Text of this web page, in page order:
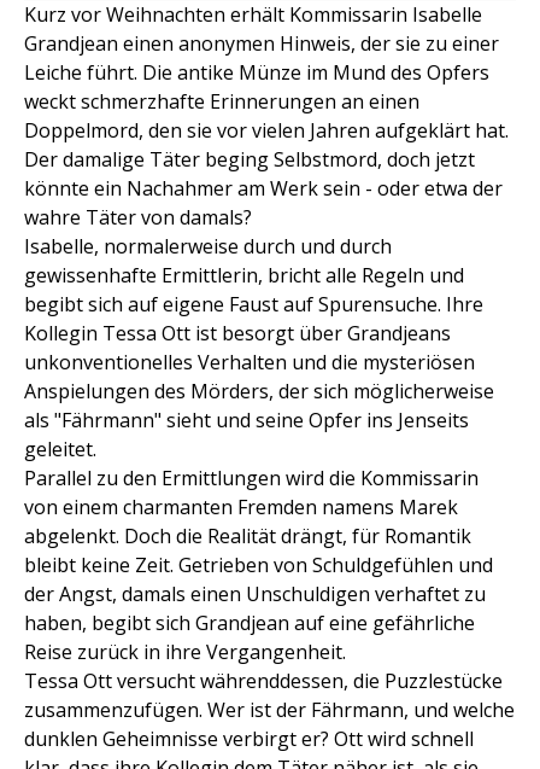
Kurz vor Weihnachten erhält Kommissarin Isabelle
Grandjean einen anonymen Hinweis, der sie zu einer
Leiche führt. Die antike Münze im Mund des Opfers
weckt schmerzhafte Erinnerungen an einen
Doppelmord, den sie vor vielen Jahren aufgeklärt hat.
Der damalige Täter beging Selbstmord, doch jetzt
könnte ein Nachahmer am Werk sein - oder etwa der
wahre Täter von damals?
Isabelle, normalerweise durch und durch
gewissenhafte Ermittlerin, bricht alle Regeln und
begibt sich auf eigene Faust auf Spurensuche. Ihre
Kollegin Tessa Ott ist besorgt über Grandjeans
unkonventionelles Verhalten und die mysteriösen
Anspielungen des Mörders, der sich möglicherweise
als "Fährmann" sieht und seine Opfer ins Jenseits
geleitet.
Parallel zu den Ermittlungen wird die Kommissarin
von einem charmanten Fremden namens Marek
abgelenkt. Doch die Realität drängt, für Romantik
bleibt keine Zeit. Getrieben von Schuldgefühlen und
der Angst, damals einen Unschuldigen verhaftet zu
haben, begibt sich Grandjean auf eine gefährliche
Reise zurück in ihre Vergangenheit.
Tessa Ott versucht währenddessen, die Puzzlestücke
zusammenzufügen. Wer ist der Fährmann, und welche
dunklen Geheimnisse verbirgt er? Ott wird schnell